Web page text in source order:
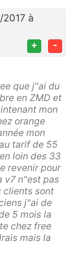
à
+ -
que j"ai du
en ZMD et
mon
orange
mon
tarif de 55
loin des 33
revenir pour
v7 n"est pas
clients sont
j"ai de
5 mois la
chez free
mais la